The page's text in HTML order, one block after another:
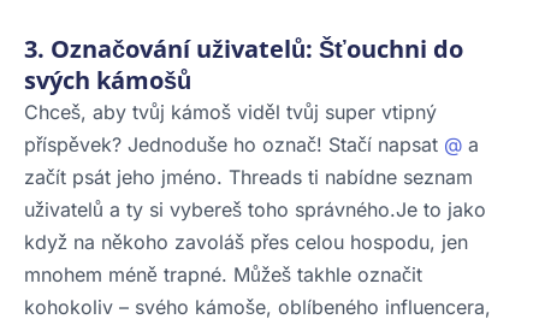
3. Označování uživatelů: Šťouchni do
svých kámošů
Chceš, aby tvůj kámoš viděl tvůj super vtipný
příspěvek? Jednoduše ho označ! Stačí napsat @ a
začít psát jeho jméno. Threads ti nabídne seznam
uživatelů a ty si vybereš toho správného.Je to jako
když na někoho zavoláš přes celou hospodu, jen
mnohem méně trapné. Můžeš takhle označit
kohokoliv – svého kámoše, oblíbeného influencera,